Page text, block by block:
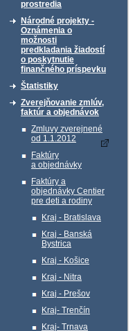
prostredia
Národné projekty -
Oznámenia o
možnosti
predkladania žiadostí
o poskytnutie
finančného príspevku
Štatistiky
Zverejňovanie zmlúv,
faktúr a objednávok
Zmluvy zverejnené
od 1.1.2012
Faktúry
a objednávky
Faktúry a
objednávky Centier
pre deti a rodiny
Kraj - Bratislava
Kraj - Banská
Bystrica
Kraj - Košice
Kraj - Nitra
Kraj - Prešov
Kraj- Trenčín
Kraj- Trnava